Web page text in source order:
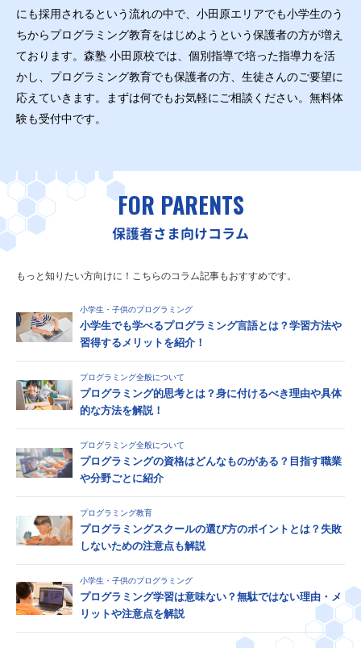
にも採用されるという流れの中で、小田原エリアでも小学生のう
ちからプログラミング教育をはじめようという保護者の方が増え
ております。森塾 小田原校では、個別指導で培った指導力を活
かし、プログラミング教育でも保護者の方、生徒さんのご要望に
応えていきます。まずは何でもお気軽にご相談ください。無料体
験も受付中です。
FOR PARENTS
保護者さま向けコラム
もっと知りたい方向けに！こちらのコラム記事もおすすめです。
小学生・子供のプログラミング
小学生でも学べるプログラミング言語とは？学習方法や
習得するメリットを紹介！
プログラミング全般について
プログラミング的思考とは？身に付けるべき理由や具体
的な方法を解説！
プログラミング全般について
プログラミングの資格はどんなものがある？目指す職業
や分野ごとに紹介
プログラミング教育
プログラミングスクールの選び方のポイントとは？失敗
しないための注意点も解説
小学生・子供のプログラミング
プログラミング学習は意味ない？無駄ではない理由・メ
リットや注意点を解説